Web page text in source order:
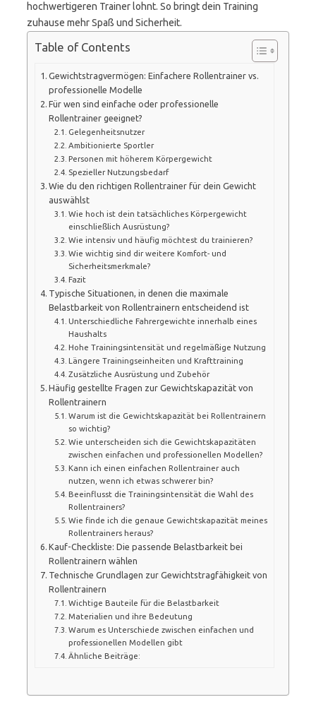
hochwertigeren Trainer lohnt. So bringt dein Training
zuhause mehr Spaß und Sicherheit.
Table of Contents
Gewichtstragvermögen: Einfachere Rollentrainer vs.
professionelle Modelle
Für wen sind einfache oder professionelle
Rollentrainer geeignet?
Gelegenheitsnutzer
Ambitionierte Sportler
Personen mit höherem Körpergewicht
Spezieller Nutzungsbedarf
Wie du den richtigen Rollentrainer für dein Gewicht
auswählst
Wie hoch ist dein tatsächliches Körpergewicht
einschließlich Ausrüstung?
Wie intensiv und häufig möchtest du trainieren?
Wie wichtig sind dir weitere Komfort- und
Sicherheitsmerkmale?
Fazit
Typische Situationen, in denen die maximale
Belastbarkeit von Rollentrainern entscheidend ist
Unterschiedliche Fahrergewichte innerhalb eines
Haushalts
Hohe Trainingsintensität und regelmäßige Nutzung
Längere Trainingseinheiten und Krafttraining
Zusätzliche Ausrüstung und Zubehör
Häufig gestellte Fragen zur Gewichtskapazität von
Rollentrainern
Warum ist die Gewichtskapazität bei Rollentrainern
so wichtig?
Wie unterscheiden sich die Gewichtskapazitäten
zwischen einfachen und professionellen Modellen?
Kann ich einen einfachen Rollentrainer auch
nutzen, wenn ich etwas schwerer bin?
Beeinflusst die Trainingsintensität die Wahl des
Rollentrainers?
Wie finde ich die genaue Gewichtskapazität meines
Rollentrainers heraus?
Kauf-Checkliste: Die passende Belastbarkeit bei
Rollentrainern wählen
Technische Grundlagen zur Gewichtstragfähigkeit von
Rollentrainern
Wichtige Bauteile für die Belastbarkeit
Materialien und ihre Bedeutung
Warum es Unterschiede zwischen einfachen und
professionellen Modellen gibt
Ähnliche Beiträge: